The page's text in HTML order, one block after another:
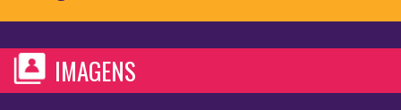
IMAGENS